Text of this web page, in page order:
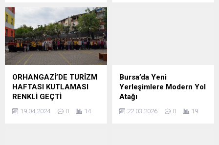
ORHANGAZİ’DE TURİZM
HAFTASI KUTLAMASI
RENKLİ GEÇTİ
19.04.2024 0 14
Bursa’da Yeni
Yerleşimlere Modern Yol
Atağı
22.03.2026 0 19